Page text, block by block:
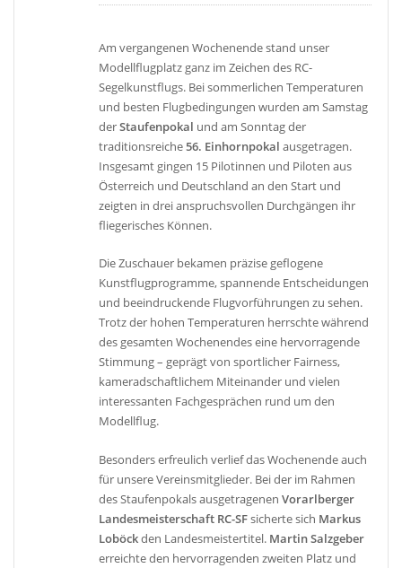
Am vergangenen Wochenende stand unser
Modellflugplatz ganz im Zeichen des RC-
Segelkunstflugs. Bei sommerlichen Temperaturen
und besten Flugbedingungen wurden am Samstag
derStaufenpokal und am Sonntag der
traditionsreiche56. Einhornpokal ausgetragen.
Insgesamt gingen 15 Pilotinnen und Piloten aus
Österreich und Deutschland an den Start und
zeigten in drei anspruchsvollen Durchgängen ihr
fliegerisches Können.
Die Zuschauer bekamen präzise geflogene
Kunstflugprogramme, spannende Entscheidungen
und beeindruckende Flugvorführungen zu sehen.
Trotz der hohen Temperaturen herrschte während
des gesamten Wochenendes eine hervorragende
Stimmung – geprägt von sportlicher Fairness,
kameradschaftlichem Miteinander und vielen
interessanten Fachgesprächen rund um den
Modellflug.
Besonders erfreulich verlief das Wochenende auch
für unsere Vereinsmitglieder. Bei der im Rahmen
des Staufenpokals ausgetragenenVorarlberger
Landesmeisterschaft RC-SFsicherte sich Markus
Loböckden Landesmeistertitel. Martin Salzgeber
erreichte den hervorragenden zweiten Platz und